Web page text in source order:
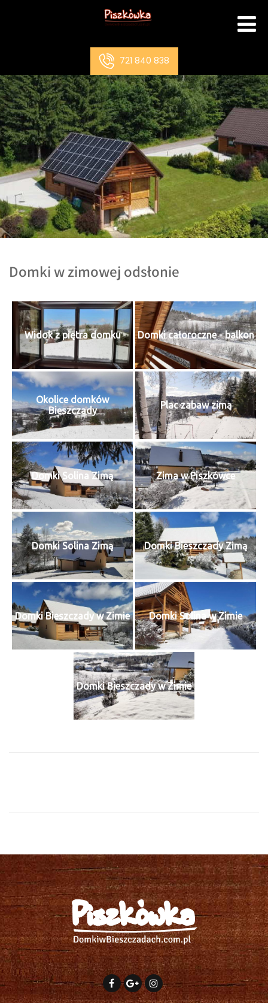
721 840 838
Domki w zimowej odsłonie
Widok z piętra domku Domki całoroczne - balkon
Okolice domków
Bieszczady
Plac zabaw zimą
Domki Solina Zimą Zima w Piszkówce
Domki Solina Zimą Domki Bieszczady Zimą
Domki Bieszczady w Zimie Domki Solina w Zimie
Domki Bieszczady w Zimie